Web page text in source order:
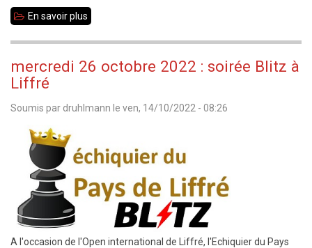
Vitré
(phase
départementale)
En savoir plus
AFC
18-
mars
à
Domloup
mercredi 26 octobre 2022 : soirée Blitz à
Liffré
Soumis par druhlmann le ven, 14/10/2022 - 08:26
A l'occasion de l'Open international de Liffré, l'Echiquier du Pays